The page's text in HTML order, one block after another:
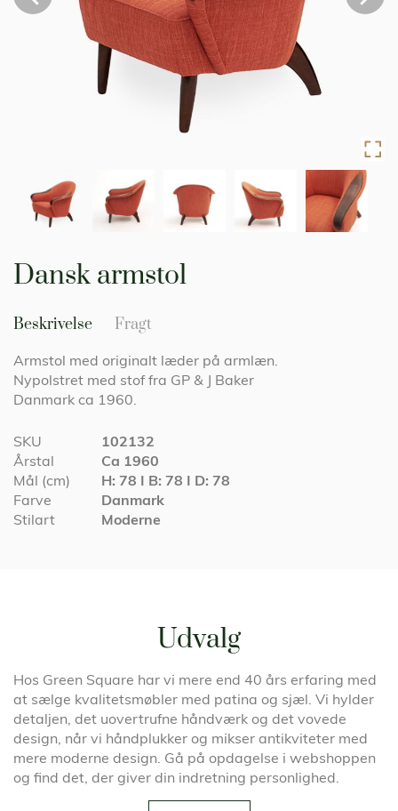
Dansk armstol
Beskrivelse
Armstol med originalt læder på armlæn.
Nypolstret med stof fra GP & J Baker
Danmark ca 1960.
Specifikationer
SKU
102132
Årstal
Ca 1960
Mål (cm)
H: 78 I B: 78 I D: 78
Farve
Danmark
Stilart
Moderne
Fragt
starten
Udvalg
Hos Green Square har vi mere end 40 års erfaring med
at sælge kvalitetsmøbler med patina og sjæl. Vi hylder
detaljen, det uovertrufne håndværk og det vovede
design, når vi håndplukker og mikser antikviteter med
mere moderne design. Gå på opdagelse i webshoppen
og find det, der giver din indretning personlighed.